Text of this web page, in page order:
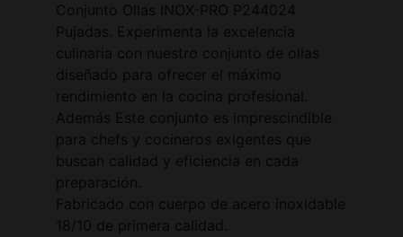
Conjunto Ollas INOX-PRO P244024
Pujadas. Experimenta la excelencia
culinaria con nuestro conjunto de ollas
diseñado para ofrecer el máximo
rendimiento en la cocina profesional.
Además Este conjunto es imprescindible
para chefs y cocineros exigentes que
buscan calidad y eficiencia en cada
preparación.
Fabricado con cuerpo de acero inoxidable
18/10 de primera calidad.